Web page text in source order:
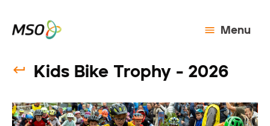
Menu
Kids Bike Trophy - 2026